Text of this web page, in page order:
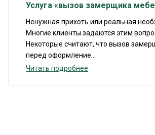
Услуга «вызов замерщика
Ненужная прихоть или реальная
Многие клиенты задаются этим
Некоторые считают, что вызов
перед оформление...
Читать подробнее